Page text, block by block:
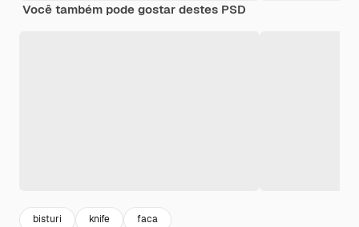
Você também pode gostar destes PSD
bisturi knife faca